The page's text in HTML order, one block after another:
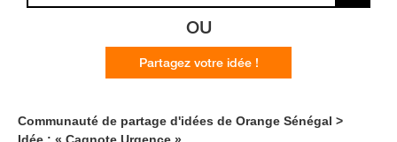
OU
Partagez votre idée !
Communauté de partage d'idées de Orange Sénégal